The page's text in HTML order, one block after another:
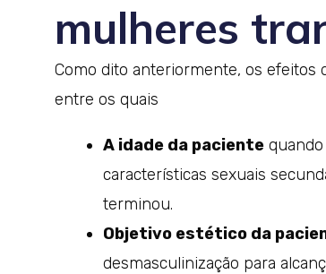
mulheres
Como dito anteriormente, os efeitos
entre os quais
A idade da paciente
características sexuais
terminou.
Objetivo estético da
desmasculinização para